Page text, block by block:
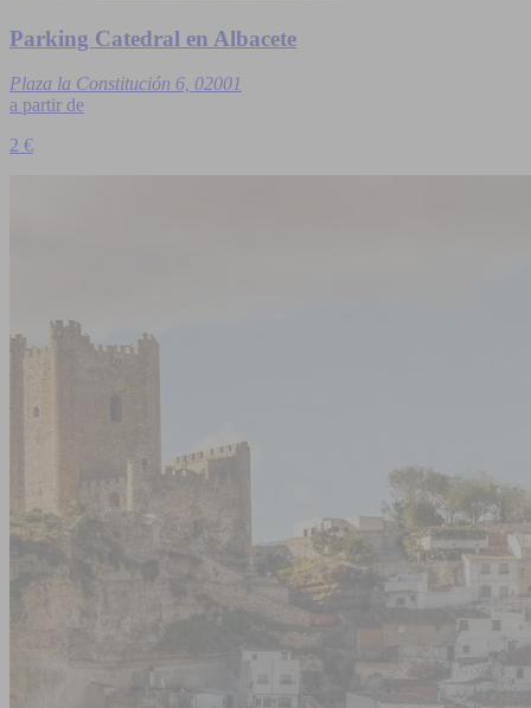
Parking Catedral en Albacete
Plaza la Constitución 6, 02001
a partir de
2 €